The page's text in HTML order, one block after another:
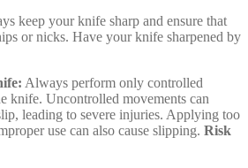
keep your knife sharp and ensure that
or nicks. Have your knife sharpened by
Always perform only controlled
knife. Uncontrolled movements can
leading to severe injuries. Applying too
use can also cause slipping. Risk